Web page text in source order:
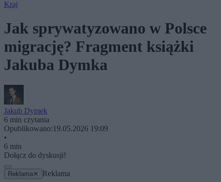
Kraj
Jak sprywatyzowano w Polsce
migrację? Fragment książki
Jakuba Dymka
Jakub Dymek
6 min czytania
Opublikowano:19.05.2026 19:09
•
6 min
Dołącz do dyskusji!
Reklama ✕ Reklama